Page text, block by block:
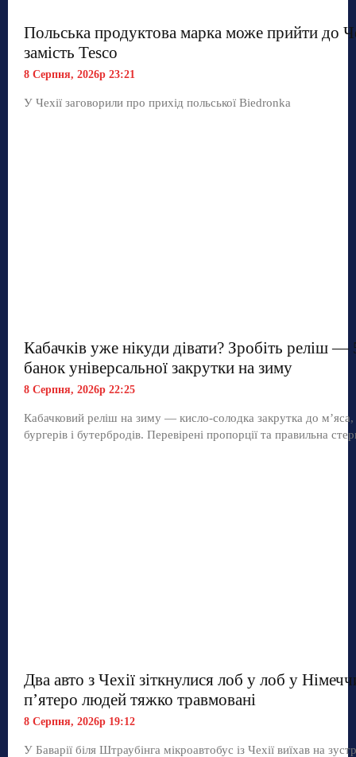
Польська продуктова марка може прийти до
замість Tesco
8 Серпня, 2026р 23:21
У Чехії заговорили про прихід польської Biedronka
Кабачків уже нікуди дівати? Зробіть реліш —
банок універсальної закрутки на зиму
8 Серпня, 2026р 22:25
Кабачковий реліш на зиму — кисло-солодка закрутка до м’яса,
бургерів і бутербродів. Перевірені пропорції та правильна
Два авто з Чехії зіткнулися лоб у лоб у
п’ятеро людей тяжко травмовані
8 Серпня, 2026р 19:12
У Баварії біля Штраубінга мікроавтобус із Чехії виїхав на